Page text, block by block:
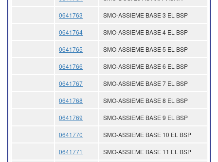
0641763 SMO-ASSIEME BASE 3 EL BSP
0641764 SMO-ASSIEME BASE 4 EL BSP
0641765 SMO-ASSIEME BASE 5 EL BSP
0641766 SMO-ASSIEME BASE 6 EL BSP
0641767 SMO-ASSIEME BASE 7 EL BSP
0641768 SMO-ASSIEME BASE 8 EL BSP
0641769 SMO-ASSIEME BASE 9 EL BSP
0641770 SMO-ASSIEME BASE 10 EL BSP
0641771 SMO-ASSIEME BASE 11 EL BSP